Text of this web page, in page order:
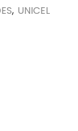
, UNICEL